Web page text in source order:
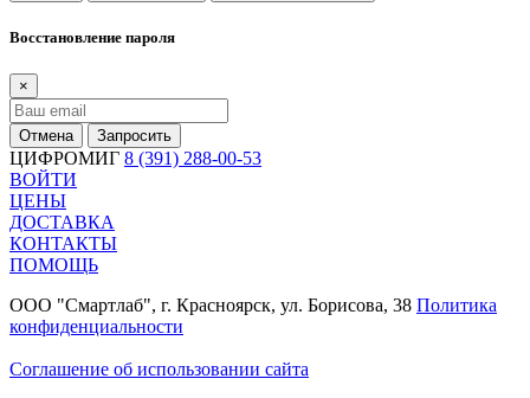
Восстановление пароля
×
Отмена Запросить
ЦИФРОМИГ 8 (391) 288-00-53
ВОЙТИ
ЦЕНЫ
ДОСТАВКА
КОНТАКТЫ
ПОМОЩЬ
ООО "Смартлаб", г. Красноярск, ул. Борисова, 38 Политика
конфиденциальности
Соглашение об использовании сайта